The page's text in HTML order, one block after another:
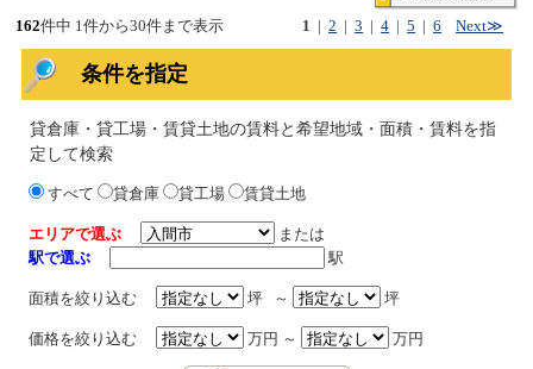
1 |2 |3 |4 |5 |6 Next≫
162件中 1件から30件まで表示
条件を指定
貸倉庫・貸工場・賃貸土地の賃料と希望地域・面積・賃料を指
定して検索
すべて 貸倉庫 貸工場 賃貸土地
エリアで選ぶ
または
駅で選ぶ
駅
面積を絞り込む 坪 ～ 坪
価格を絞り込む 万円 ～ 万円